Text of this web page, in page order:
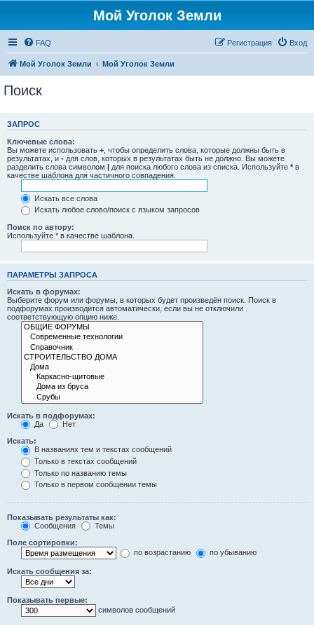
Мой Уголок Земли
FAQ Вход
Регистрация
Мой Уголок Земли Мой Уголок Земли
Поиск
ЗАПРОС
Ключевые слова:
Вы можете использовать + , чтобы определить слова, которые должны быть в
результатах, и - для слов, которых в результатах быть не должно. Вы можете
разделить слова символом | для поиска любого слова из списка. Используйте * в
качестве шаблона для частичного совпадения.
Искать все слова
Искать любое слово/поиск с языком запросов
Поиск по автору:
Используйте * в качестве шаблона.
ПАРАМЕТРЫ ЗАПРОСА
Искать в форумах:
Выберите форум или форумы, в которых будет произведён поиск. Поиск в
подфорумах производится автоматически, если вы не отключили
соответствующую опцию ниже.
Искать в подфорумах:
Да
Нет
Искать:
В названиях тем и текстах сообщений
Только в текстах сообщений
Только по названию темы
Только в первом сообщении темы
Показывать результаты как:
Сообщения
Темы
Поле сортировки:
по возрастанию
по убыванию
Искать сообщения за:
Показывать первые:
символов сообщений